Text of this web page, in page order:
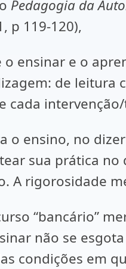
Pedagogia da
p 119-120),
ensinar e o
de
cada
o ensino, no
sua prática
A rigorosidade
“bancário”
não se
condições em